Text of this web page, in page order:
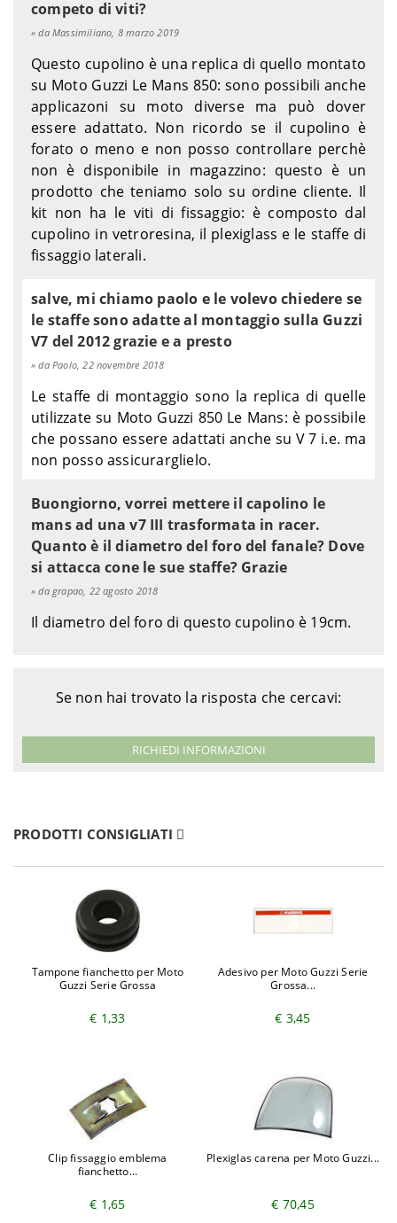
competo di viti?
da Massimiliano, 8 marzo 2019
Questo cupolino è una replica di quello montato
su Moto Guzzi Le Mans 850: sono possibili anche
applicazoni su moto diverse ma può dover
essere adattato. Non ricordo se il cupolino è
forato o meno e non posso controllare perchè
non è disponibile in magazzino: questo è un
prodotto che teniamo solo su ordine cliente. Il
kit non ha le viti di fissaggio: è composto dal
cupolino in vetroresina, il plexiglass e le staffe di
fissaggio laterali.
salve, mi chiamo paolo e le volevo chiedere se
le staffe sono adatte al montaggio sulla Guzzi
V7 del 2012 grazie e a presto
da Paolo, 22 novembre 2018
Le staffe di montaggio sono la replica di quelle
utilizzate su Moto Guzzi 850 Le Mans: è possibile
che possano essere adattati anche su V 7 i.e. ma
non posso assicurarglielo.
Buongiorno, vorrei mettere il capolino le
mans ad una v7 III trasformata in racer.
Quanto è il diametro del foro del fanale? Dove
si attacca cone le sue staffe? Grazie
da grapao, 22 agosto 2018
Il diametro del foro di questo cupolino è 19cm.
Se non hai trovato la risposta che cercavi:
RICHIEDI INFORMAZIONI
PRODOTTI CONSIGLIATI
Tampone fianchetto per Moto
Guzzi Serie Grossa
€ 1,33
Adesivo per Moto Guzzi Serie
Grossa...
€ 3,45
Clip fissaggio emblema
fianchetto...
€ 1,65
Plexiglas carena per Moto Guzzi...
€ 70,45